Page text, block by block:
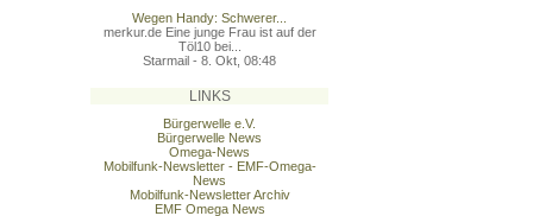
Wegen Handy: Schwerer...
merkur.de Eine junge Frau ist auf der
Töl10 bei...
Starmail - 8. Okt, 08:48
LINKS
Bürgerwelle e.V.
Bürgerwelle News
Omega-News
Mobilfunk-Newsletter - EMF-Omega-
News
Mobilfunk-Newsletter Archiv
EMF Omega News